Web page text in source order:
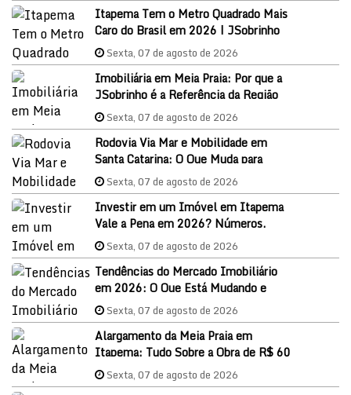
Itapema Tem o Metro Quadrado Mais
Caro do Brasil em 2026 | JSobrinho
Imóveis
Sexta, 07 de agosto de 2026
Imobiliária em Meia Praia: Por que a
JSobrinho é a Referência da Região
em 2026
Sexta, 07 de agosto de 2026
Rodovia Via Mar e Mobilidade em
Santa Catarina: O Que Muda para
Itapema e o Mercado Imobiliário
Sexta, 07 de agosto de 2026
Investir em um Imóvel em Itapema
Vale a Pena em 2026? Números,
Oportunidades e Como Começar
Sexta, 07 de agosto de 2026
Tendências do Mercado Imobiliário
em 2026: O Que Está Mudando e
Como Aproveitar as Oportunidades
Sexta, 07 de agosto de 2026
Alargamento da Meia Praia em
Itapema: Tudo Sobre a Obra de R$ 60
Milhões e o Impacto nos Imóveis em
2026
Sexta, 07 de agosto de 2026